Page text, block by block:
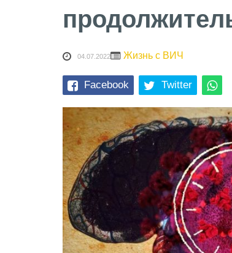
04.07.2022 Жизнь с ВИЧ
Facebook Twitter